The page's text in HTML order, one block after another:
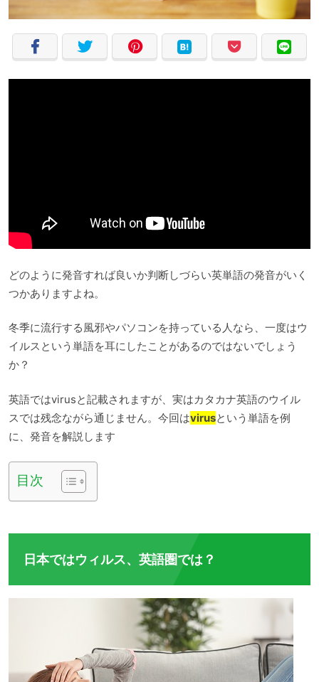
どのように発音すれば良いか判断しづらい英単語の発音がいく
つかありますよね。
冬季に流行する風邪やパソコンを持っている人なら、一度はウ
イルスという単語を耳にしたことがあるのではないでしょう
か？
英語ではvirusと記載されますが、実はカタカナ英語のウイル
スでは残念ながら通じません。今回はvirusという単語を例
に、発音を解説します
目次
日本ではウィルス、英語圏では？